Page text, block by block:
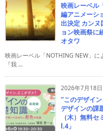
映画レーベル
編アニメーシ
出決定 カン
ョン映画祭に
オタワ
映画レーベル「NOTHING NEW」
『我 ...
2026年7月18日
“このデザイ
デザインの課
（木）無料
l.4」